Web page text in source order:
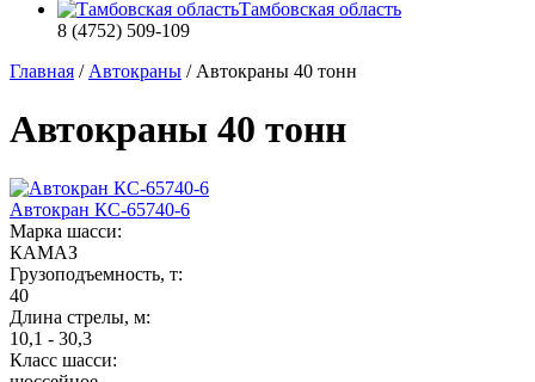
Тамбовская область
8 (4752) 509-109
Главная / Автокраны / Автокраны 40 тонн
Автокраны 40 тонн
Автокран КС-65740-6
Марка шасси:
КАМАЗ
Грузоподъемность, т:
40
Длина стрелы, м:
10,1 - 30,3
Класс шасси: